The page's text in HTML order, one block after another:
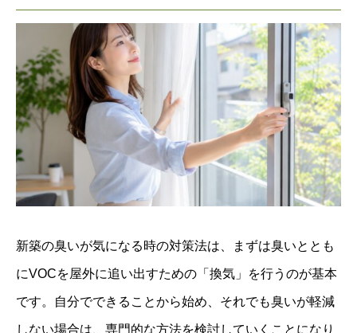
新築の臭いが気になる時の対策法は、まずは臭いととも
にVOCを屋外に追い出すための「換気」を行うのが基本
です。自分でできることから始め、それでも臭いが軽減
しない場合は、専門的な方法を検討していくことになり